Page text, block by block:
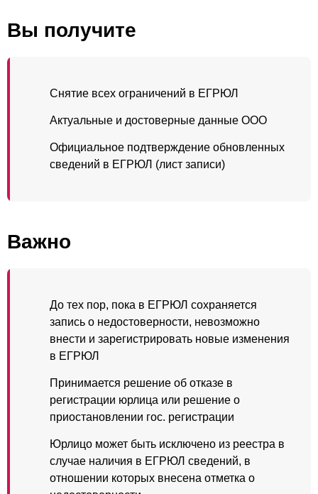
Вы получите
Снятие всех ограничений в ЕГРЮЛ
Актуальные и достоверные данные ООО
Официальное подтверждение обновленных
сведений в ЕГРЮЛ (лист записи)
Важно
До тех пор, пока в ЕГРЮЛ сохраняется
запись о недостоверности, невозможно
внести и зарегистрировать новые изменения
в ЕГРЮЛ
Принимается решение об отказе в
регистрации юрлица или решение о
приостановлении гос. регистрации
Юрлицо может быть исключено из реестра в
случае наличия в ЕГРЮЛ сведений, в
отношении которых внесена отметка о